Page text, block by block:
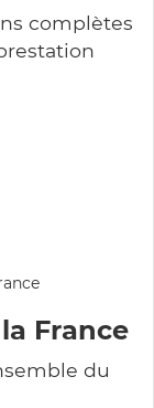
complètes
France
du